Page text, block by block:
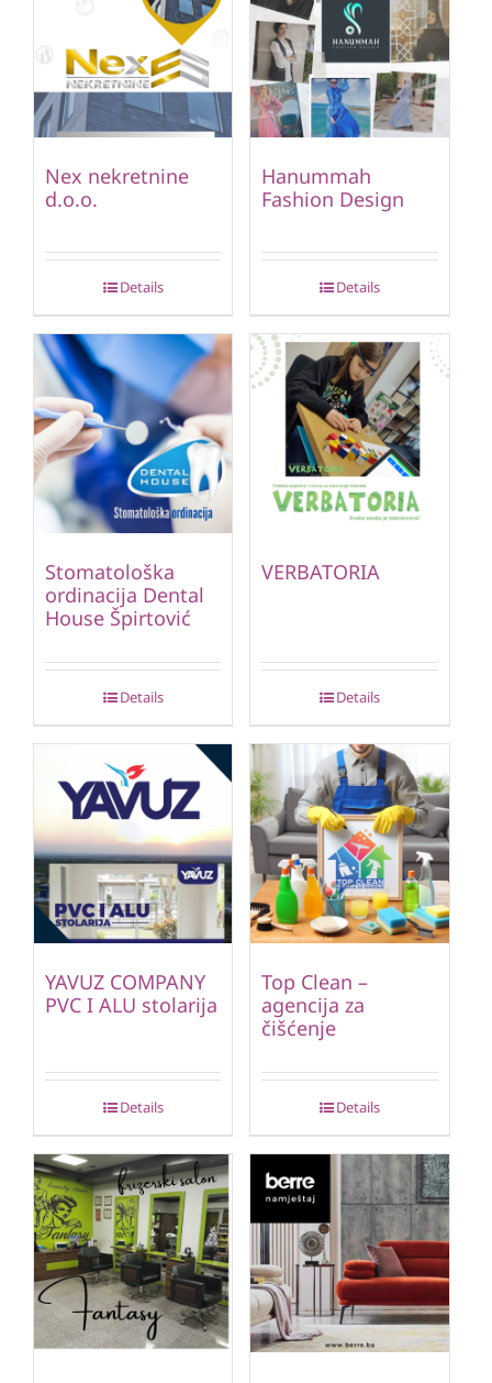
Nex nekretnine
d.o.o.
Details
Hanummah
Fashion Design
Details
Stomatološka
ordinacija Dental
House Špirtović
Details
VERBATORIA
Details
YAVUZ COMPANY
PVC I ALU stolarija
Details
Top Clean –
agencija za
čišćenje
Details